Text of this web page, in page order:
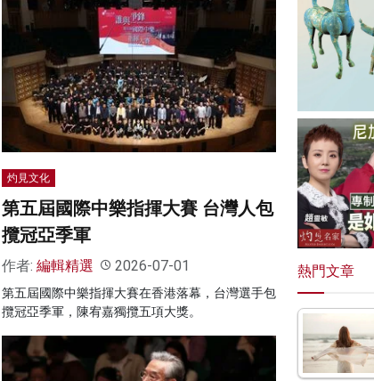
灼見文化
第五屆國際中樂指揮大賽 台灣人包
攬冠亞季軍
作者: 編輯精選 2026-07-01
第五屆國際中樂指揮大賽在香港落幕，台灣選手包
攬冠亞季軍，陳宥嘉獨攬五項大獎。
熱門文章